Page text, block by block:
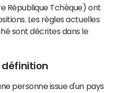
République Tchèque) ont
Les règles actuelles
sont décrites dans le
définition
personne issue d'un pays